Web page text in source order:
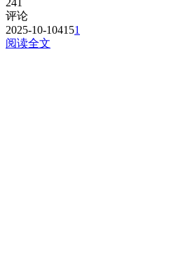
241
评论
2025-10-104151
阅读全文